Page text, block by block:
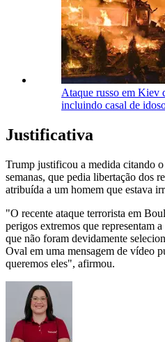
Ataque russo em Kiev
incluindo casal de
Justificativa
Trump justificou a medida citando
semanas, que pedia libertação dos
atribuída a um homem que estava
"O recente ataque terrorista em
perigos extremos que representam
que não foram devidamente
Oval em uma mensagem de vídeo
queremos eles", afirmou.